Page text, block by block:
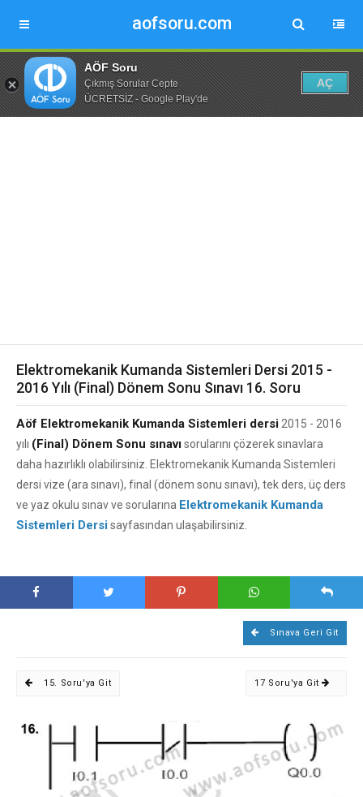
aofsoru.com
AÖF Soru
Çıkmış Sorular Cepte
ÜCRETSİZ - Google Play'de
AÇ
Elektromekanik Kumanda Sistemleri Dersi 2015 -
2016 Yılı (Final) Dönem Sonu Sınavı 16. Soru
Aöf Elektromekanik Kumanda Sistemleri dersi 2015 - 2016
yılı (Final) Dönem Sonu sınavısorularını çözerek sınavlara
daha hazırlıklı olabilirsiniz. Elektromekanik Kumanda Sistemleri
dersi vize (ara sınavı), final (dönem sonu sınavı), tek ders, üç ders
ve yaz okulu sınav ve sorularına Elektromekanik Kumanda
Sistemleri Dersisayfasından ulaşabilirsiniz.
Sınava Geri Git
15. Soru'ya Git 17 Soru'ya Git